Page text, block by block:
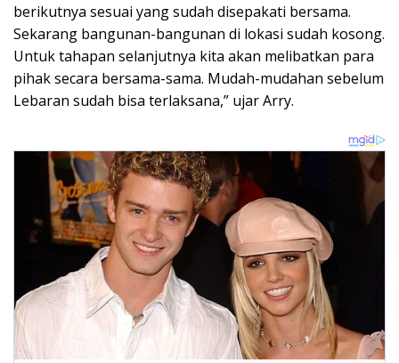
berikutnya sesuai yang sudah disepakati bersama.
Sekarang bangunan-bangunan di lokasi sudah kosong.
Untuk tahapan selanjutnya kita akan melibatkan para
pihak secara bersama-sama. Mudah-mudahan sebelum
Lebaran sudah bisa terlaksana,” ujar Arry.